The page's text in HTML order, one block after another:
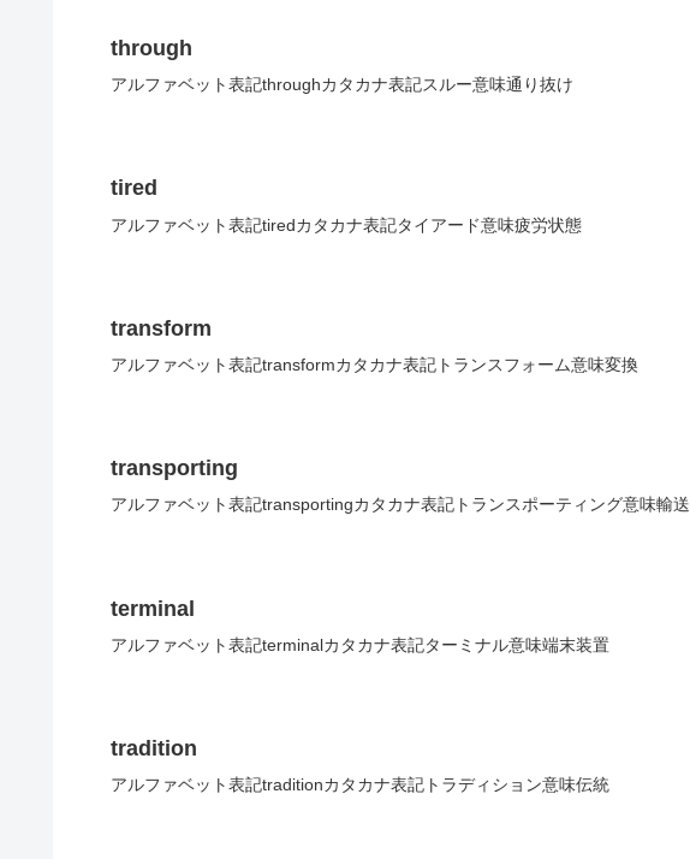
through
アルファベット表記throughカタカナ表記スルー意味通り抜け
tired
アルファベット表記tiredカタカナ表記タイアード意味疲労状態
transform
アルファベット表記transformカタカナ表記トランスフォーム意味変換
transporting
アルファベット表記transportingカタカナ表記トランスポーティング意味輸送
terminal
アルファベット表記terminalカタカナ表記ターミナル意味端末装置
tradition
アルファベット表記traditionカタカナ表記トラディション意味伝統